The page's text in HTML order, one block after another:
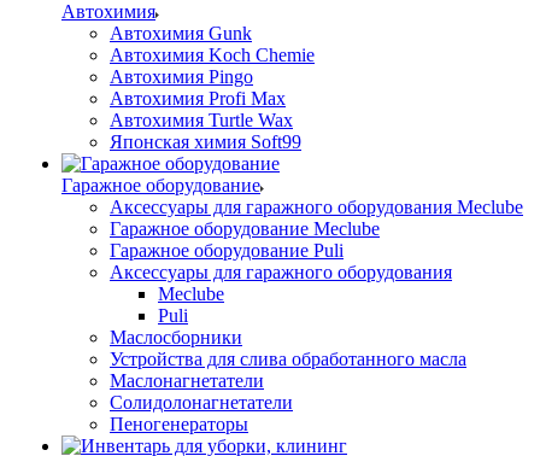
Автохимия
Автохимия Gunk
Автохимия Koch Chemie
Автохимия Pingo
Автохимия Profi Max
Автохимия Turtle Wax
Японская химия Soft99
Гаражное оборудование
Аксессуары для гаражного оборудования Meclube
Гаражное оборудование Meclube
Гаражное оборудование Puli
Аксессуары для гаражного оборудования
Meclube
Puli
Маслосборники
Устройства для слива обработанного масла
Маслонагнетатели
Солидолонагнетатели
Пеногенераторы